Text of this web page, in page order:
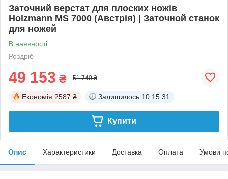
Заточний верстат для плоских ножів
Holzmann MS 7000 (Австрія) | Заточной станок
для ножей
В наявності
Роздріб
49 153 ₴ 51 740 ₴
Економія 2587 ₴ Залишилось 10:15:30
Купити
Опис Характеристики Доставка Оплата Умови